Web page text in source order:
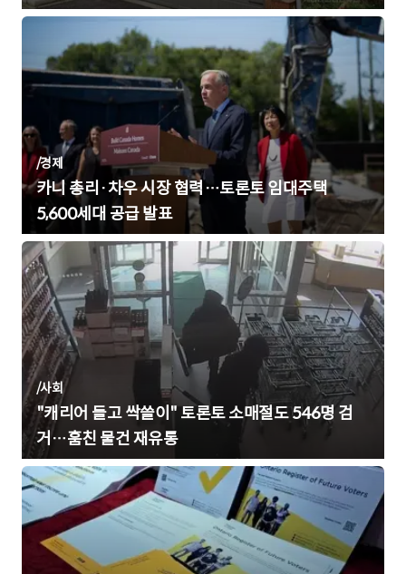
/경제
카니 총리·차우 시장 협력…토론토 임대주택
5,600세대 공급 발표
/사회
"캐리어 들고 싹쓸이" 토론토 소매절도 546명 검
거…훔친 물건 재유통